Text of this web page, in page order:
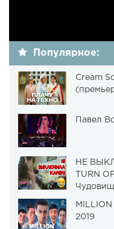
Популярное:
Cream
Павел
НЕ
TURN
MILLION
2019